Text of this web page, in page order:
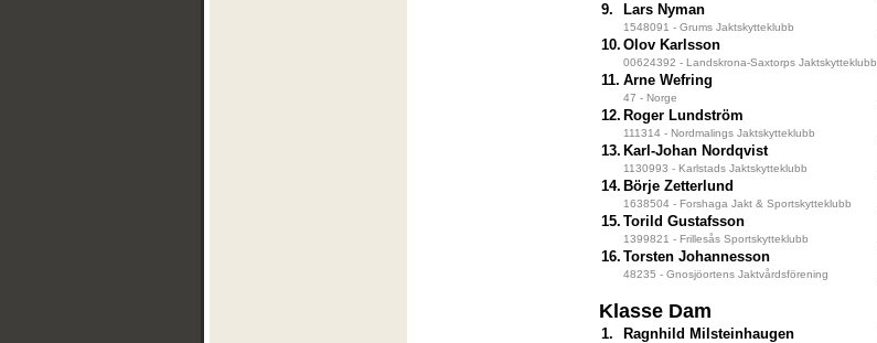
9. Lars Nyman
1548091 - Grums Jaktskytteklubb
10. Olov Karlsson
00624392 - Landskrona-Saxtorps Jaktskytteklubb
11. Arne Wefring
47 - Norge
12. Roger Lundström
111314 - Nordmalings Jaktskytteklubb
13. Karl-Johan Nordqvist
1130993 - Karlstads Jaktskytteklubb
14. Börje Zetterlund
1638504 - Forshaga Jakt & Sportskytteklubb
15. Torild Gustafsson
1399821 - Frillesås Sportskytteklubb
16. Torsten Johannesson
48235 - Gnosjöortens Jaktvårdsförening
Klasse Dam
1. Ragnhild Milsteinhaugen